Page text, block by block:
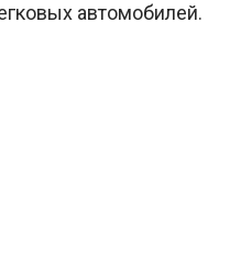
автомобилей.